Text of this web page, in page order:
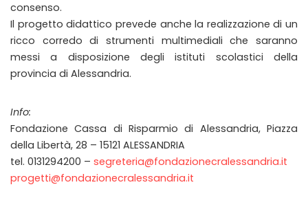
consenso.
Il progetto didattico prevede anche la realizzazione di un
ricco corredo di strumenti multimediali che saranno
messi a disposizione degli istituti scolastici della
provincia di Alessandria.
Info:
Fondazione Cassa di Risparmio di Alessandria, Piazza
della Libertà, 28 – 15121 ALESSANDRIA
tel. 0131294200 – segreteria@fondazionecralessandria.it
progetti@fondazionecralessandria.it